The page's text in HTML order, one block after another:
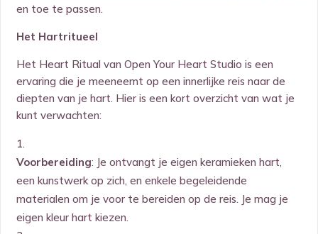
en toe te passen.
Het Hartritueel
Het Heart Ritual van Open Your Heart Studio is een
ervaring die je meeneemt op een innerlijke reis naar de
diepten van je hart. Hier is een kort overzicht van wat je
kunt verwachten:
Voorbereiding: Je ontvangt je eigen keramieken hart,
een kunstwerk op zich, en enkele begeleidende
materialen om je voor te bereiden op de reis. Je mag je
eigen kleur hart kiezen.